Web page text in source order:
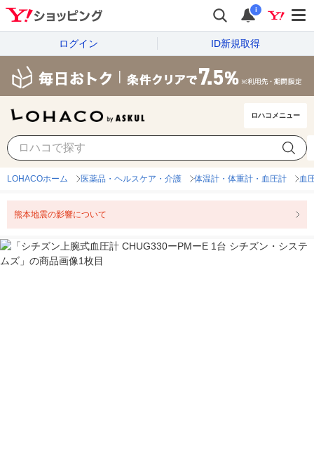
i
ログイン ID新規取得
ロハコメニュー
LOHACOホーム 医薬品・ヘルスケア・介護 体温計・体重計・血圧計 血
熊本地震の影響について